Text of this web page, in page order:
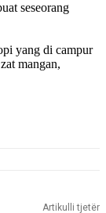
seseorang
yang di campur
mangan,
Artikulli tjetër